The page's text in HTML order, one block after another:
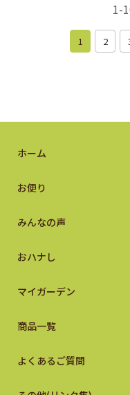
1-
1 2
ホーム
お便り
みんなの声
おハナし
マイガーデン
商品一覧
よくあるご質問